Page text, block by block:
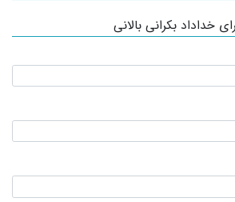
خداداد بکرانی بالانی